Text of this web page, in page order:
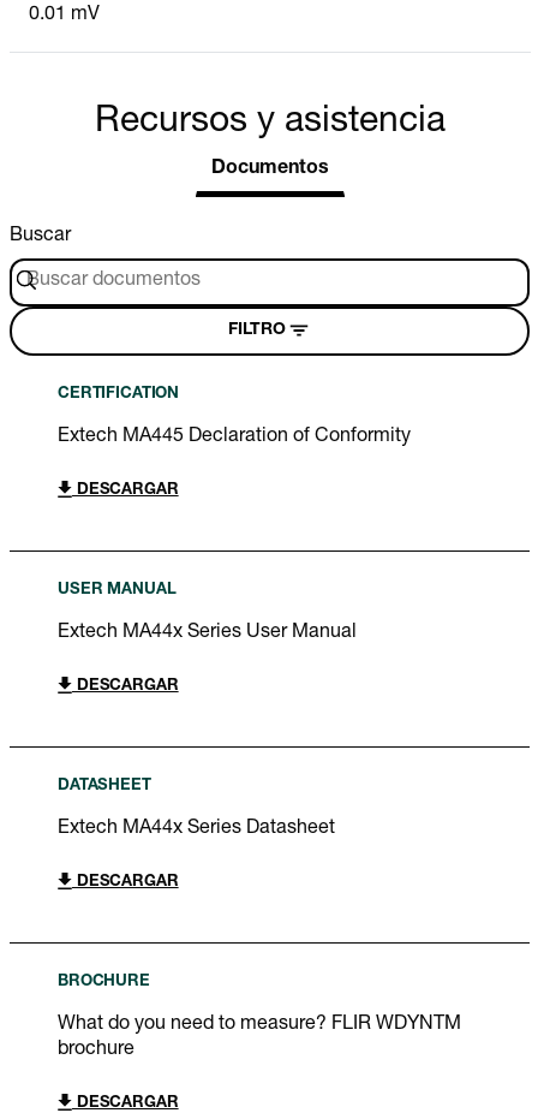
0.01 mV
Recursos y asistencia
Documentos
Buscar
FILTRO
CERTIFICATION
Extech MA445 Declaration of Conformity
DESCARGAR
USER MANUAL
Extech MA44x Series User Manual
DESCARGAR
DATASHEET
Extech MA44x Series Datasheet
DESCARGAR
BROCHURE
What do you need to measure? FLIR WDYNTM
brochure
DESCARGAR